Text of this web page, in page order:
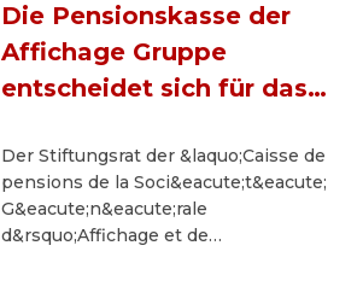
Die Pensionskasse der
Affichage Gruppe
entscheidet sich für das
Der Stiftungsrat der &laquo;Caisse de
pensions de la Soci&eacute;t&eacute;
G&eacute;n&eacute;rale
d&rsquo;Affichage et de